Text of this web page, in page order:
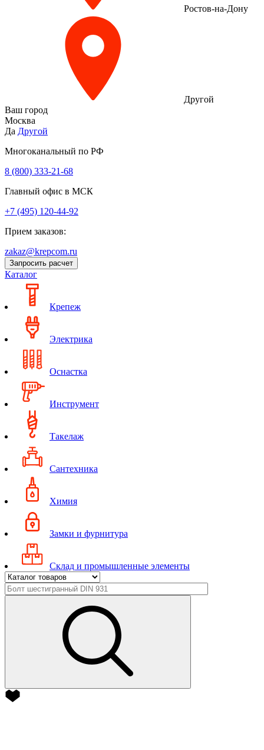
Ростов-на-Дону
Другой
Ваш город
Москва
Да Другой
Многоканальный по РФ
8 (800) 333‑21-68
Главный офис в МСК
+7 (495) 120-44-92
Прием заказов:
zakaz@krepcom.ru
Запросить расчет
Каталог
Крепеж
Электрика
Оснастка
Инструмент
Такелаж
Сантехника
Химия
Замки и фурнитура
Склад и промышленные элементы